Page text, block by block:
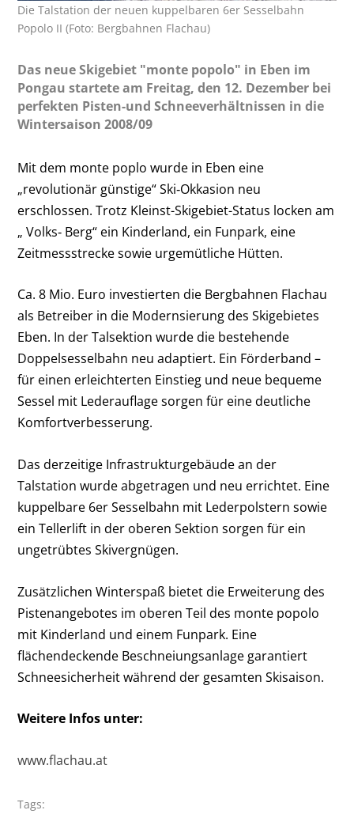
Die Talstation der neuen kuppelbaren 6er Sesselbahn
Popolo II (Foto: Bergbahnen Flachau)
Das neue Skigebiet "monte popolo" in Eben im
Pongau startete am Freitag, den 12. Dezember bei
perfekten Pisten-und Schneeverhältnissen in die
Wintersaison 2008/09
Mit dem monte poplo wurde in Eben eine
„revolutionär günstige“ Ski‐Okkasion neu
erschlossen. Trotz Kleinst-Skigebiet-Status locken am
„ Volks‐ Berg“ ein Kinderland, ein Funpark, eine
Zeitmessstrecke sowie urgemütliche Hütten.
Ca. 8 Mio. Euro investierten die Bergbahnen Flachau
als Betreiber in die Modernsierung des Skigebietes
Eben. In der Talsektion wurde die bestehende
Doppelsesselbahn neu adaptiert. Ein Förderband –
für einen erleichterten Einstieg und neue bequeme
Sessel mit Lederauflage sorgen für eine deutliche
Komfortverbesserung.
Das derzeitige Infrastrukturgebäude an der
Talstation wurde abgetragen und neu errichtet. Eine
kuppelbare 6er Sesselbahn mit Lederpolstern sowie
ein Tellerlift in der oberen Sektion sorgen für ein
ungetrübtes Skivergnügen.
Zusätzlichen Winterspaß bietet die Erweiterung des
Pistenangebotes im oberen Teil des monte popolo
mit Kinderland und einem Funpark. Eine
flächendeckende Beschneiungsanlage garantiert
Schneesicherheit während der gesamten Skisaison.
Weitere Infos unter:
www.flachau.at
Tags: